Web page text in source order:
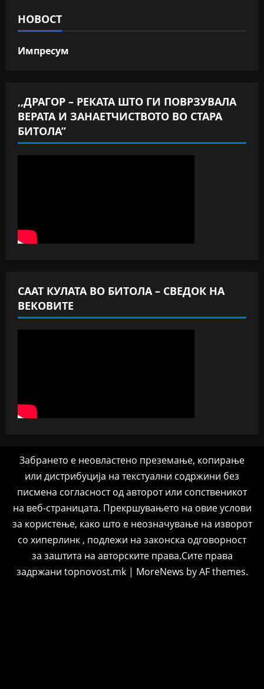
НОВОСТ
Импресум
,,ДРАГОР – РЕКАТА ШТО ГИ ПОВРЗУВАЛА
ВЕРАТА И ЗАНАЕТЧИСТВОТО ВО СТАРА
БИТОЛА”
СААТ КУЛАТА ВО БИТОЛА – СВЕДОК НА
ВЕКОВИТЕ
Забрането е неовластено преземање, копирање
или дистрибуција на текстуални содржини без
писмена согласност од авторот или сопственикот
на веб-страницата. Прекршувањето на овие услови
за користење, како што е неозначување на изворот
со хиперлинк , подлежи на законска одговорност
за заштита на авторските права.Сите права
задржани topnovost.mk | MoreNews by AF themes.